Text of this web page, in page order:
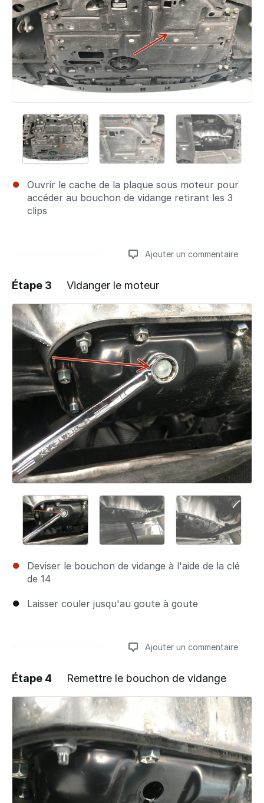
Ouvrir le cache de la plaque sous moteur pour
accéder au bouchon de vidange retirant les 3
clips
Ajouter un commentaire
Ajouter un commentaire
Étape 3 Vidanger le moteur
Deviser le bouchon de vidange à l'aide de la clé
de 14
Laisser couler jusqu'au goute à goute
Ajouter un commentaire
Ajouter un commentaire
Étape 4 Remettre le bouchon de vidange